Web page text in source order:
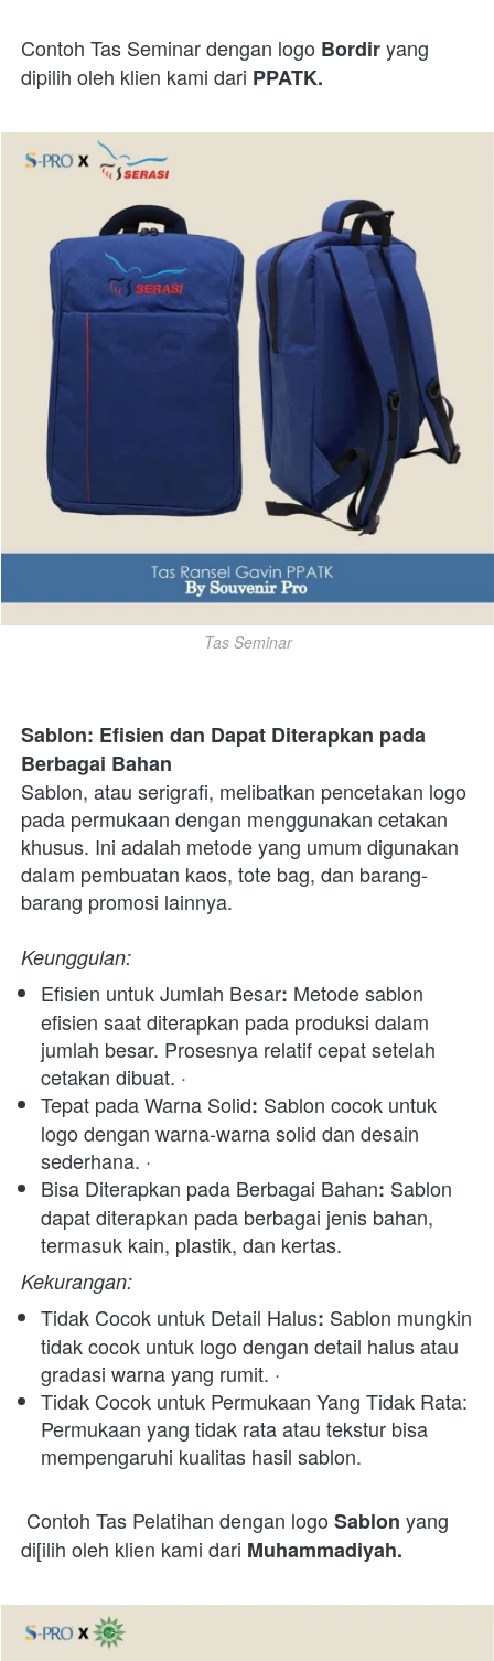
Contoh Tas Seminar dengan logo Bordir yang
dipilih oleh klien kami dari PPATK.
Tas Seminar
Sablon: Efisien dan Dapat Diterapkan pada
Berbagai Bahan
Sablon, atau serigrafi, melibatkan pencetakan logo
pada permukaan dengan menggunakan cetakan
khusus. Ini adalah metode yang umum digunakan
dalam pembuatan kaos, tote bag, dan barang-
barang promosi lainnya.
Keunggulan:
Efisien untuk Jumlah Besar: Metode sablon
efisien saat diterapkan pada produksi dalam
jumlah besar. Prosesnya relatif cepat setelah
cetakan dibuat. ·
Tepat pada Warna Solid: Sablon cocok untuk
logo dengan warna-warna solid dan desain
sederhana. ·
Bisa Diterapkan pada Berbagai Bahan: Sablon
dapat diterapkan pada berbagai jenis bahan,
termasuk kain, plastik, dan kertas.
Kekurangan:
Tidak Cocok untuk Detail Halus: Sablon mungkin
tidak cocok untuk logo dengan detail halus atau
gradasi warna yang rumit. ·
Tidak Cocok untuk Permukaan Yang Tidak Rata:
Permukaan yang tidak rata atau tekstur bisa
mempengaruhi kualitas hasil sablon.
Contoh Tas Pelatihan dengan logo Sablon yang
di[ilih oleh klien kami dari Muhammadiyah.